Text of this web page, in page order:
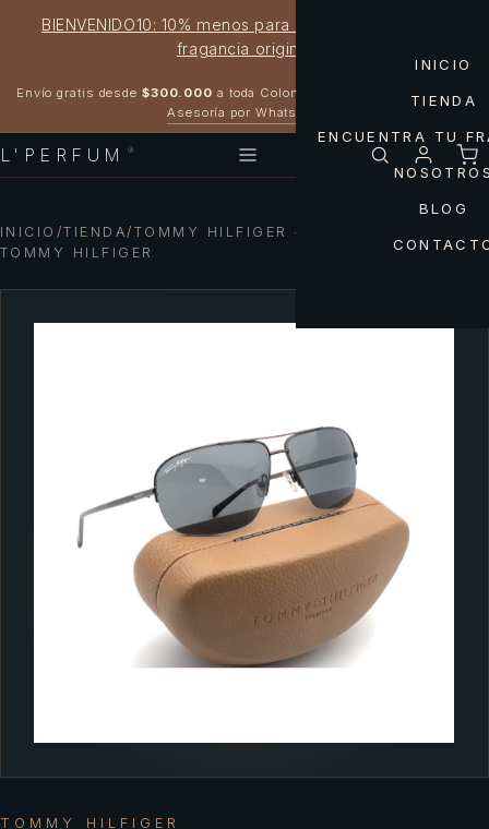
BIENVENIDO10: 10% menos para estrenar tu próxima
fragancia original
Envío gratis desde $300.000 a toda Colombia
Asesoría por WhatsApp
L'PERFUM ®
INICIO
TIENDA
ENCUENTRA TU
BLOG
INICIO /TIENDA/ TOMMY HILFIGER — GAFAS TH7335
TOMMY HILFIGER
TOMMY HILFIGER